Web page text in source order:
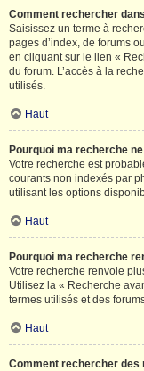
Comment rechercher
Saisissez un terme à
pages d’index, de forums
en cliquant sur le lien «
du forum. L’accès à la
utilisés.
Haut
Pourquoi ma recherche
Votre recherche est
courants non indexés par
utilisant les options
Haut
Pourquoi ma recherche
Votre recherche renvoie
Utilisez la « Recherche
termes utilisés et des
Haut
Comment rechercher des